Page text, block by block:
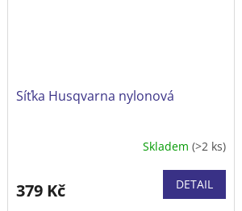
Síťka Husqvarna nylonová
Skladem (>2 ks)
379 Kč DETAIL